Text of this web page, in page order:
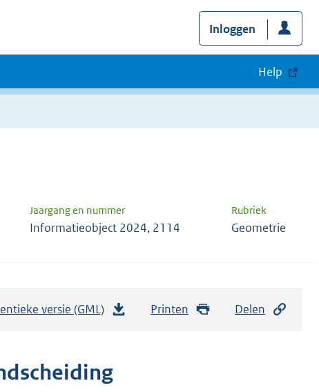
Inloggen
Help
Jaargang en nummer Rubriek
Informatieobject 2024, 2114 Geometrie
versie (GML)
t
a
Printen Delen